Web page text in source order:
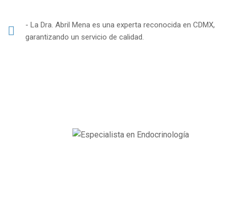
- La Dra. Abril Mena es una experta reconocida en CDMX,
garantizando un servicio de calidad.